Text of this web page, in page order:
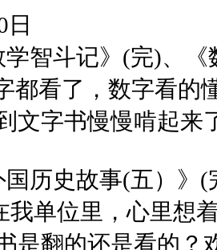
日
学智斗记》(完)、
都看了，数字看的
文字书慢慢啃起来
国历史故事(五）》
我单位里，心里想
是翻的还是看的